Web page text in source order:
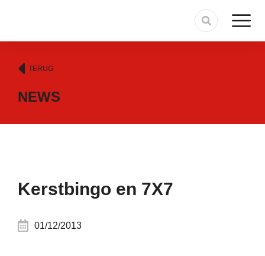
TERUG
NEWS
Kerstbingo en 7X7
01/12/2013